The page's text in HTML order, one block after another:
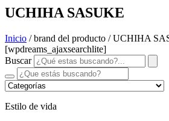
UCHIHA SASUKE
Inicio / brand del producto / UCHIHA
[wpdreams_ajaxsearchlite]
Buscar
Estilo de vida